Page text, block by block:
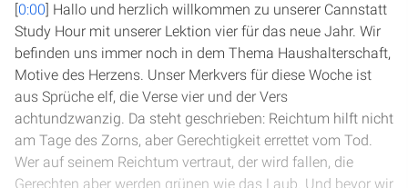
[0:00] Hallo und herzlich willkommen zu unserer Cannstatt
Study Hour mit unserer Lektion vier für das neue Jahr. Wir
befinden uns immer noch in dem Thema Haushalterschaft,
Motive des Herzens. Unser Merkvers für diese Woche ist
aus Sprüche elf, die Verse vier und der Vers
achtundzwanzig. Da steht geschrieben: Reichtum hilft nicht
am Tage des Zorns, aber Gerechtigkeit errettet vom Tod.
Wer auf seinem Reichtum vertraut, der wird fallen, die
Gerechten aber werden grünen wie das Laub. Und bevor wir